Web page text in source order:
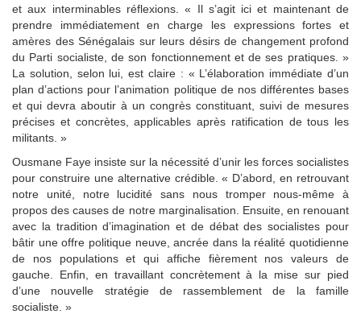
et aux interminables réflexions. « Il s’agit ici et maintenant de
prendre immédiatement en charge les expressions fortes et
amères des Sénégalais sur leurs désirs de changement profond
du Parti socialiste, de son fonctionnement et de ses pratiques. »
La solution, selon lui, est claire : « L’élaboration immédiate d’un
plan d’actions pour l’animation politique de nos différentes bases
et qui devra aboutir à un congrès constituant, suivi de mesures
précises et concrètes, applicables après ratification de tous les
militants. »
Ousmane Faye insiste sur la nécessité d’unir les forces socialistes
pour construire une alternative crédible. « D’abord, en retrouvant
notre unité, notre lucidité sans nous tromper nous-même à
propos des causes de notre marginalisation. Ensuite, en renouant
avec la tradition d’imagination et de débat des socialistes pour
bâtir une offre politique neuve, ancrée dans la réalité quotidienne
de nos populations et qui affiche fièrement nos valeurs de
gauche. Enfin, en travaillant concrètement à la mise sur pied
d’une nouvelle stratégie de rassemblement de la famille
socialiste. »